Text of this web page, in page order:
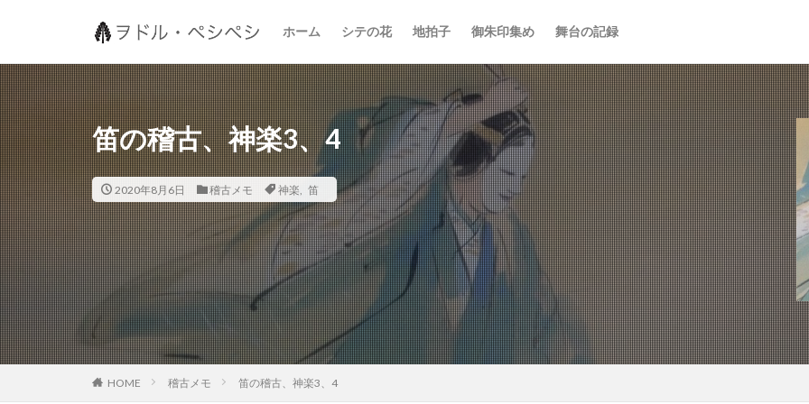
ホーム シテの花 地拍子 御朱印集め 舞台の記録
笛の稽古、神楽3、4
2020年8月6日 稽古メモ 神楽 笛
HOME 稽古メモ 笛の稽古、神楽3、4
地拍子 シテの花 宝生流